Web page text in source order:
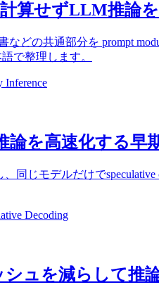
算せずLLM推論
どの共通部分を prompt
で整理します。
Inference
を高速化する早
同じモデルだけで
Decoding
ュを減らして推